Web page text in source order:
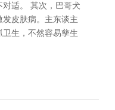
对适。 其次，巴哥犬
皮肤病。主东谈主
生，不然容易孳生